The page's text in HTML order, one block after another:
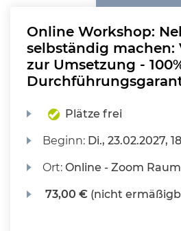
Online Workshop:
selbständig machen:
zur Umsetzung -
Plätze frei
Beginn: Di., 23.02.2027,
Ort:Online - Zoom Raum
73,00 € (nicht